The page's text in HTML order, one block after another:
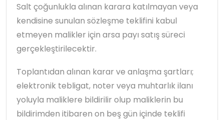
Salt çoğunlukla alınan karara katılmayan veya
kendisine sunulan sözleşme teklifini kabul
etmeyen malikler için arsa payı satış süreci
gerçekleştirilecektir.
Toplantıdan alınan karar ve anlaşma şartları;
elektronik tebligat, noter veya muhtarlık ilanı
yoluyla maliklere bildirilir olup maliklerin bu
bildirimden itibaren on beş gün içinde teklifi